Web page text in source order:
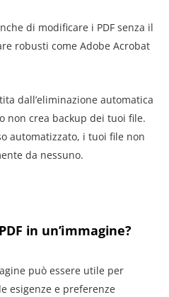
di modificare i PDF senza il
robusti come Adobe Acrobat
dall’eliminazione automatica
non crea backup dei tuoi file.
automatizzato, i tuoi file non
da nessuno.
in un’immagine?
può essere utile per
esigenze e preferenze